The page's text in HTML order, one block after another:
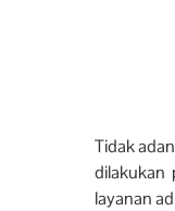
Tidak
dilakukan
layanan